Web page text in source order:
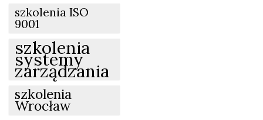
szkolenia ISO
9001
szkolenia
systemy
zarządzania
szkolenia
Wrocław